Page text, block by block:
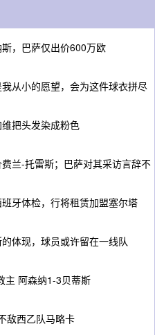
，巴萨仅出价600万欧
从小的愿望，会为这件球衣拼尽
把头发染成粉色
兰-托雷斯；巴萨对其采访言辞不
牙体检，行将租赁加盟塞尔塔
体现，球员或许留在一线队
主 阿森纳1-3贝蒂斯
敌西乙队马略卡